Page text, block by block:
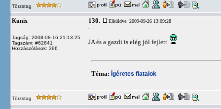
Törzstag
Kunix
Tagság: 2008-08-16 21:13:25
Tagszám: #62641
Hozzászólások: 396
130. Elküldve: 2009-09-26 13:09:28
JA és a gazdi is elég jól fejlett
Téma: Ígéretes fiatalok
Törzstag